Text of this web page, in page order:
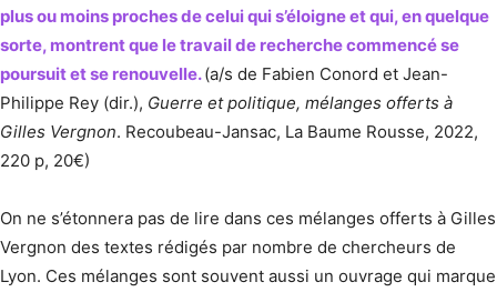
plus ou moins proches de celui qui s’éloigne et qui, en quelque
sorte, montrent que le travail de recherche commencé se
poursuit et se renouvelle.(a/s de Fabien Conord et Jean-
Philippe Rey (dir.), Guerre et politique, mélanges offerts à
Gilles Vergnon. Recoubeau-Jansac, La Baume Rousse, 2022,
220 p, 20€)
On ne s’étonnera pas de lire dans ces mélanges offerts à Gilles
Vergnon des textes rédigés par nombre de chercheurs de
Lyon. Ces mélanges sont souvent aussi un ouvrage qui marque